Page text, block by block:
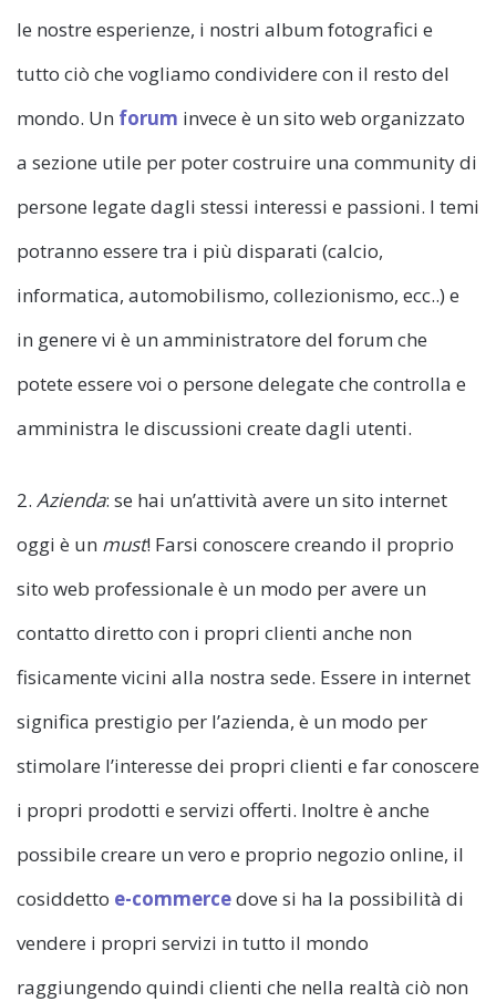
le nostre esperienze, i nostri album fotografici e
tutto ciò che vogliamo condividere con il resto del
mondo. Un forum invece è un sito web organizzato
a sezione utile per poter costruire una community di
persone legate dagli stessi interessi e passioni. I temi
potranno essere tra i più disparati (calcio,
informatica, automobilismo, collezionismo, ecc..) e
in genere vi è un amministratore del forum che
potete essere voi o persone delegate che controlla e
amministra le discussioni create dagli utenti.
2. Azienda: se hai un’attività avere un sito internet
oggi è un must! Farsi conoscere creando il proprio
sito web professionale è un modo per avere un
contatto diretto con i propri clienti anche non
fisicamente vicini alla nostra sede. Essere in internet
significa prestigio per l’azienda, è un modo per
stimolare l’interesse dei propri clienti e far conoscere
i propri prodotti e servizi offerti. Inoltre è anche
possibile creare un vero e proprio negozio online, il
cosiddetto e-commercedove si ha la possibilità di
vendere i propri servizi in tutto il mondo
raggiungendo quindi clienti che nella realtà ciò non